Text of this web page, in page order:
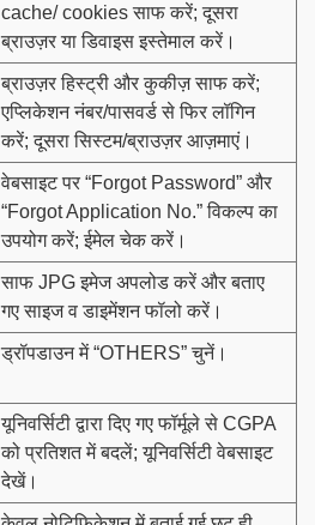
cache/ cookies साफ करें; दूसरा
ब्राउज़र या डिवाइस इस्तेमाल करें।
ब्राउज़र हिस्ट्री और कुकीज़ साफ करें;
एप्लिकेशन नंबर/पासवर्ड से फिर लॉगिन
करें; दूसरा सिस्टम/ब्राउज़र आज़माएं।
वेबसाइट पर “Forgot Password” और
“Forgot Application No.” विकल्प का
उपयोग करें; ईमेल चेक करें।
साफ JPG इमेज अपलोड करें और बताए
गए साइज व डाइमेंशन फॉलो करें।
ड्रॉपडाउन में “OTHERS” चुनें।
यूनिवर्सिटी द्वारा दिए गए फॉर्मूले से CGPA
को प्रतिशत में बदलें; यूनिवर्सिटी वेबसाइट
देखें।